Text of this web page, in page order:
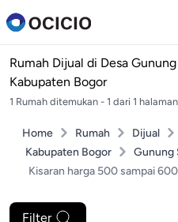
Rumah Dijual di Desa
Kabupaten Bogor
1 Rumah ditemukan - 1 dari 1 halaman
Home Rumah Dijual
Kabupaten Bogor
Gunung
Kisaran harga 500 sampai
Filter